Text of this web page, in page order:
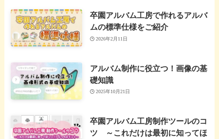
卒園アルバム工房で作れるアルバ
ムの標準仕様をご紹介
2026年2月11日
アルバム制作に役立つ！画像の基
礎知識
2025年10月21日
卒園アルバム工房制作ツールのコ
ツ ～これだけは最初に知ってほ